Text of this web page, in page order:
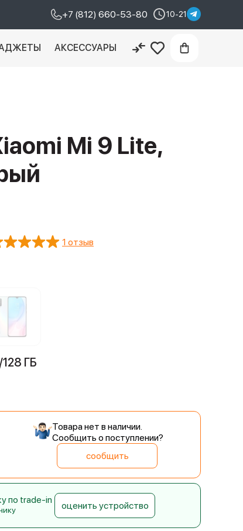
+7 (812) 660-53-80 10-21
АКСЕССУАРЫ
Mi 9 Lite,
1 отзыв
ГБ
Товара нет в наличии.
Сообщить о поступлении?
сообщить
по trade-in
оценить устройство